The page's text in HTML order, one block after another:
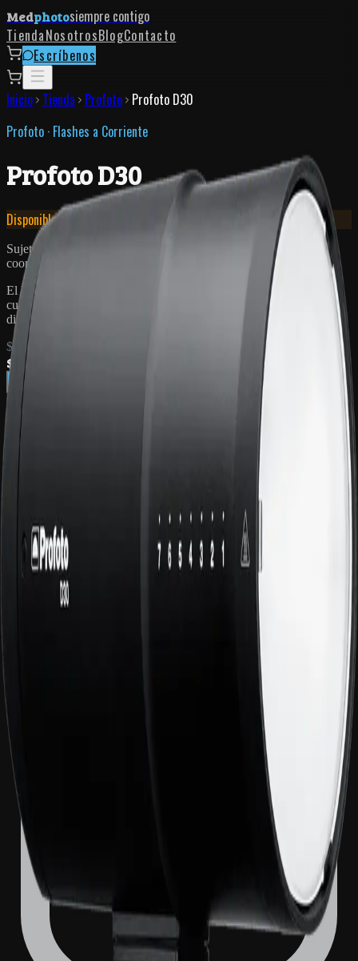
Medphotosiempre contigo
TiendaNosotrosBlogContacto
Escríbenos
Inicio Tienda Profoto Profoto D30
Profoto · Flashes a Corriente
Profoto D30
Disponible bajo pedido
Sujeto a disponibilidad. Si el equipo no está en bodega,
coordinamos la importación contigo.
El Profoto D30 es el flash compacto con cable que acompaña en
cualquier jornada. Luz de modelado LED bicolor, 11 pasos de
diafragma y conectividad AirX para control inalámbrico total.
$ 10.412.600
$ 9.466.000
Consultar por WhatsApp
Características
LED bicolor 35 W, 4400 lm, 2800–7000 K, CRI >94
AirX — Sync, TTL, HSS, 100 canales, 6 grupos
Puerto sync 3,5 mm + servicio USB-C
Tubo flash reemplazable por el usuario
Compatible con todos los modificadores Profoto 100 mm
Peso: 1,85 kg sin adaptador / 2,1 kg con adaptador
photo
Distribuidores oficiales de Profoto, Phase One, Capture One y